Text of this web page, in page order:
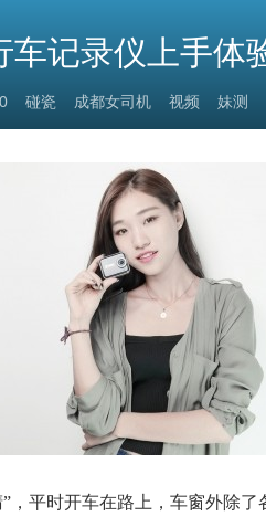
车记录仪上手体
碰瓷 成都女司机 视频 妹测
，平时开车在路上，车窗外除